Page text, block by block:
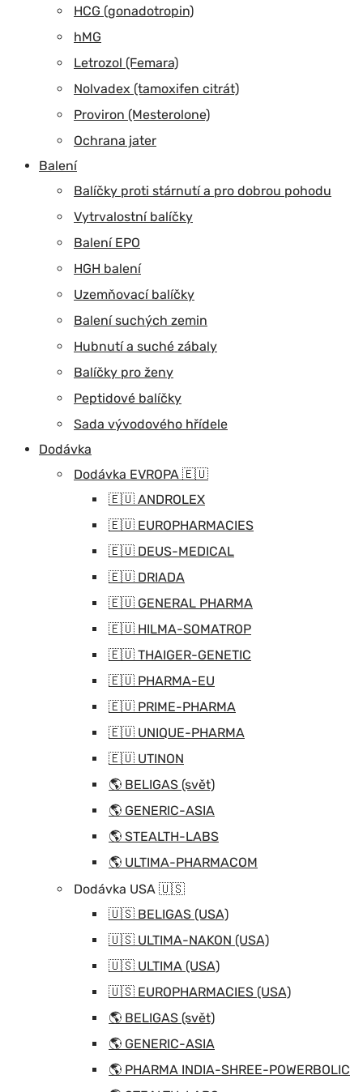
HCG (gonadotropin)
hMG
Letrozol (Femara)
Nolvadex (tamoxifen citrát)
Proviron (Mesterolone)
Ochrana jater
Balení
Balíčky proti stárnutí a pro dobrou pohodu
Vytrvalostní balíčky
Balení EPO
HGH balení
Uzemňovací balíčky
Balení suchých zemin
Hubnutí a suché zábaly
Balíčky pro ženy
Peptidové balíčky
Sada vývodového hřídele
Dodávka
Dodávka EVROPA 🇪🇺
🇪🇺 ANDROLEX
🇪🇺 EUROPHARMACIES
🇪🇺 DEUS-MEDICAL
🇪🇺 DRIADA
🇪🇺 GENERAL PHARMA
🇪🇺 HILMA-SOMATROP
🇪🇺 THAIGER-GENETIC
🇪🇺 PHARMA-EU
🇪🇺 PRIME-PHARMA
🇪🇺 UNIQUE-PHARMA
🇪🇺 UTINON
🌎 BELIGAS (svět)
🌎 GENERIC-ASIA
🌎 STEALTH-LABS
🌎 ULTIMA-PHARMACOM
Dodávka USA 🇺🇸
🇺🇸 BELIGAS (USA)
🇺🇸 ULTIMA-NAKON (USA)
🇺🇸 ULTIMA (USA)
🇺🇸 EUROPHARMACIES (USA)
🌎 BELIGAS (svět)
🌎 GENERIC-ASIA
🌎 PHARMA INDIA-SHREE-POWERBOLIC